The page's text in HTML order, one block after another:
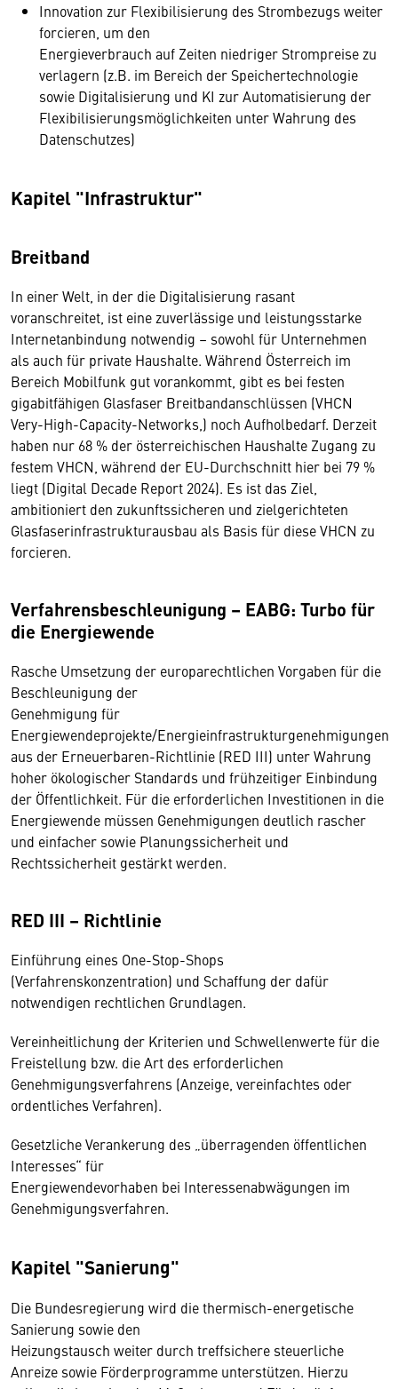
Innovation zur Flexibilisierung des Strombezugs weiter
forcieren, um den
Energieverbrauch auf Zeiten niedriger Strompreise zu
verlagern (z.B. im Bereich der Speichertechnologie
sowie Digitalisierung und KI zur Automatisierung der
Flexibilisierungsmöglichkeiten unter Wahrung des
Datenschutzes)
Kapitel "Infrastruktur"
Breitband
In einer Welt, in der die Digitalisierung rasant
voranschreitet, ist eine zuverlässige und leistungsstarke
Internetanbindung notwendig – sowohl für Unternehmen
als auch für private Haushalte. Während Österreich im
Bereich Mobilfunk gut vorankommt, gibt es bei festen
gigabitfähigen Glasfaser Breitbandanschlüssen (VHCN
Very-High-Capacity-Networks,) noch Aufholbedarf. Derzeit
haben nur 68 % der österreichischen Haushalte Zugang zu
festem VHCN, während der EU-Durchschnitt hier bei 79 %
liegt (Digital Decade Report 2024). Es ist das Ziel,
ambitioniert den zukunftssicheren und zielgerichteten
Glasfaserinfrastrukturausbau als Basis für diese VHCN zu
forcieren.
Verfahrensbeschleunigung – EABG: Turbo für
die Energiewende
Rasche Umsetzung der europarechtlichen Vorgaben für die
Beschleunigung der
Genehmigung für
Energiewendeprojekte/Energieinfrastrukturgenehmigungen
aus der Erneuerbaren-Richtlinie (RED III) unter Wahrung
hoher ökologischer Standards und frühzeitiger Einbindung
der Öffentlichkeit. Für die erforderlichen Investitionen in die
Energiewende müssen Genehmigungen deutlich rascher
und einfacher sowie Planungssicherheit und
Rechtssicherheit gestärkt werden.
RED III – Richtlinie
Einführung eines One-Stop-Shops
(Verfahrenskonzentration) und Schaffung der dafür
notwendigen rechtlichen Grundlagen.
Vereinheitlichung der Kriterien und Schwellenwerte für die
Freistellung bzw. die Art des erforderlichen
Genehmigungsverfahrens (Anzeige, vereinfachtes oder
ordentliches Verfahren).
Gesetzliche Verankerung des „überragenden öffentlichen
Interesses“ für
Energiewendevorhaben bei Interessenabwägungen im
Genehmigungsverfahren.
Kapitel "Sanierung"
Die Bundesregierung wird die thermisch-energetische
Sanierung sowie den
Heizungstausch weiter durch treffsichere steuerliche
Anreize sowie Förderprogramme unterstützen. Hierzu